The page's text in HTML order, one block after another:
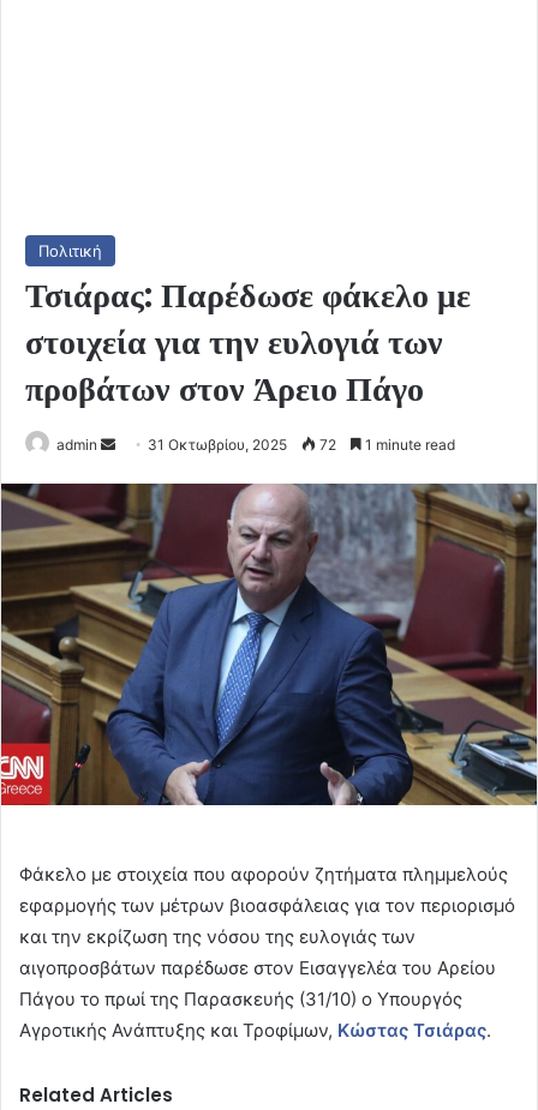
Πολιτική
Τσιάρας: Παρέδωσε φάκελο με
στοιχεία για την ευλογιά των
προβάτων στον Άρειο Πάγο
admin
Send 31 Οκτωβρίου, 2025 72 1 minute read
Φάκελο με στοιχεία που αφορούν ζητήματα πλημμελούς
εφαρμογής των μέτρων βιοασφάλειας για τον περιορισμό
και την εκρίζωση της νόσου της ευλογιάς των
αιγοπροσβάτων παρέδωσε στον Εισαγγελέα του Αρείου
Πάγου το πρωί της Παρασκευής (31/10) ο Υπουργός
Αγροτικής Ανάπτυξης και Τροφίμων, Κώστας Τσιάρας.
Related Articles